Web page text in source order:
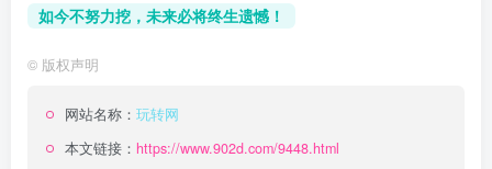
如今不努力挖，未来必将终生遗憾！
© 版权声明
网站名称： 玩转网
本文链接： https://www.902d.com/9448.html